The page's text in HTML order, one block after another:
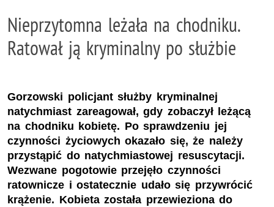
Nieprzytomna leżała na chodniku.
Ratował ją kryminalny po służbie
Gorzowski policjant służby kryminalnej
natychmiast zareagował, gdy zobaczył leżącą
na chodniku kobietę. Po sprawdzeniu jej
czynności życiowych okazało się, że należy
przystąpić do natychmiastowej resuscytacji.
Wezwane pogotowie przejęło czynności
ratownicze i ostatecznie udało się przywrócić
krążenie. Kobieta została przewieziona do